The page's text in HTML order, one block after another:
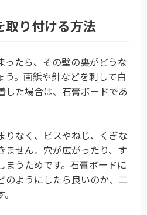
取り付ける方法
ったら、その壁の裏がどうな
う。画鋲や針などを刺して白
した場合は、石膏ボードであ
りなく、ビスやねじ、くぎな
ません。穴が広がったり、す
まうためです。石膏ボードに
のようにしたら良いのか、二